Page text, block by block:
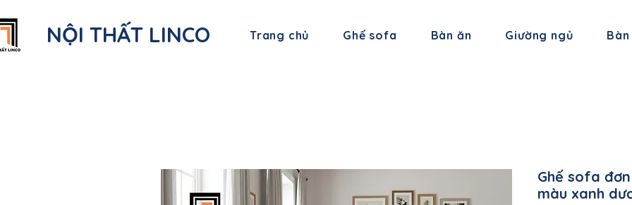
NỘI THẤT LINCO Trang chủ Ghế sofa Bàn ăn Giường ngủ
Ghế sofa
màu xanh